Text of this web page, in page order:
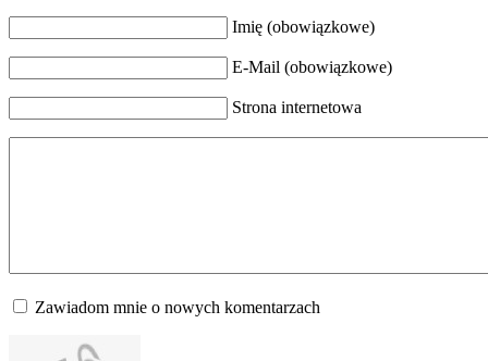
Imię (obowiązkowe)
E-Mail (obowiązkowe)
Strona internetowa
Zawiadom mnie o nowych komentarzach